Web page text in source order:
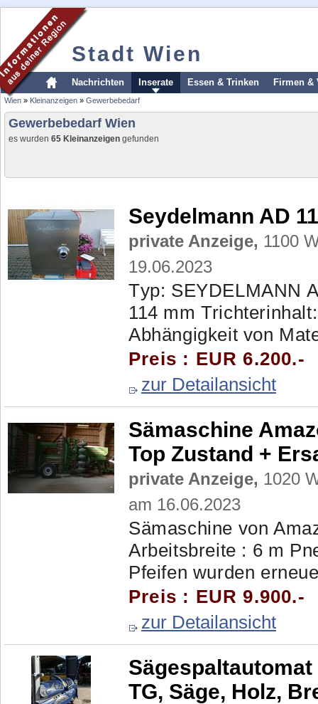
Stadt Wien
Nachrichten Inserate Essen & Trinken Firmen &
Wien » Kleinanzeigen » Gewerbebedarf
Gewerbebedarf Wien
es wurden 65 Kleinanzeigen gefunden
Seydelmann AD
private Anzeige, 1100
19.06.2023
Тyp: SEYDELMANN
114 mm
Abhängigkeit von
Preis : EUR 6.200.-
zur Detailansicht
Sämaschine
Top Zustand +
private Anzeige, 1020
am 16.06.2023
Sämaschine von
Arbeitsbreite : 6 m
Pfeifen wurden
Preis : EUR 9.900.-
zur Detailansicht
TG, Säge, Holz,